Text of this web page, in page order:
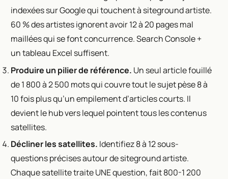
indexées sur Google qui touchent à siteground artiste.
60 % des artistes ignorent avoir 12 à 20 pages mal
maillées qui se font concurrence. Search Console +
un tableau Excel suffisent.
Produire un pilier de référence. Un seul article fouillé
de 1 800 à 2 500 mots qui couvre tout le sujet pèse 8 à
10 fois plus qu’un empilement d’articles courts. Il
devient le hub vers lequel pointent tous les contenus
satellites.
Décliner les satellites. Identifiez 8 à 12 sous-
questions précises autour de siteground artiste.
Chaque satellite traite UNE question, fait 800-1 200